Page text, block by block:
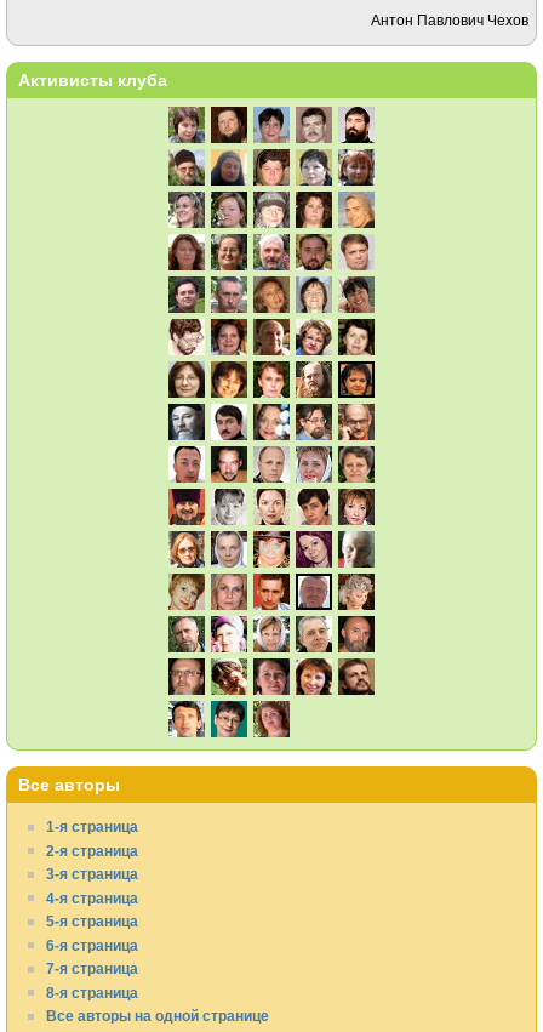
Антон Павлович Чехов
Активисты клуба
Все авторы
1-я страница
2-я страница
3-я страница
4-я страница
5-я страница
6-я страница
7-я страница
8-я страница
Все авторы на одной странице